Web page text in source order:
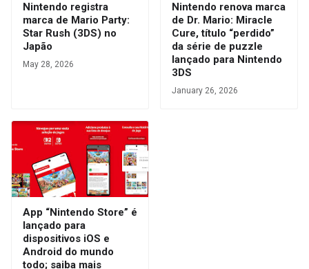
Nintendo registra
marca de Mario Party:
Star Rush (3DS) no
Japão
May 28, 2026
Nintendo renova marca
de Dr. Mario: Miracle
Cure, título “perdido”
da série de puzzle
lançado para Nintendo
3DS
January 26, 2026
App “Nintendo Store” é
lançado para
dispositivos iOS e
Android do mundo
todo; saiba mais